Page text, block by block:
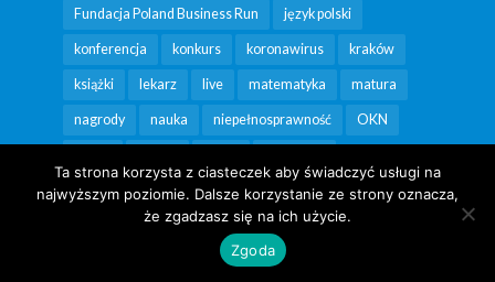
Fundacja Poland Business Run język polski
konferencja konkurs koronawirus kraków
książki lekarz live matematyka matura
nagrody nauka niepełnosprawność OKN
rekomendacja seniorzy spacer szczepienia
szczepienie szczepionka teatr ukraina
wydarzenia wydarzenie
Ta strona korzysta z ciasteczek aby świadczyć usługi na
najwyższym poziomie. Dalsze korzystanie ze strony oznacza,
że zgadzasz się na ich użycie.
Zgoda